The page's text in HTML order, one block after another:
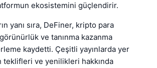
ekosistemini güçlendirir.
yanı sıra, DeFiner, kripto para
ve tanınma kazanma
kaydetti. Çeşitli yayınlarda yer
teklifleri ve yenilikleri hakkında